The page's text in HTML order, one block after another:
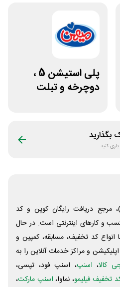
پلی استیشن 5 ،
دوچرخه و تبلت
بگذارید
کنید
مرجع دریافت رایگان کوپن و کد
و‌ کارهای اینترنتی است. در حال
کد تخفیف، مسابقه، کمپین و
و مراکز خدمات آنلاین را به
کالا، اسنپ، اسنپ فود، تپسی،
تخفیف فیلیمو، نماوا، اسنپ مارکت،